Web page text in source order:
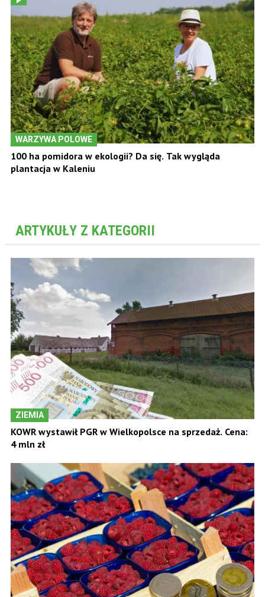
WARZYWA POLOWE
100 ha pomidora w ekologii? Da się. Tak wygląda
plantacja w Kaleniu
ARTYKUŁY Z KATEGORII
ZIEMIA
KOWR wystawił PGR w Wielkopolsce na sprzedaż. Cena:
4 mln zł